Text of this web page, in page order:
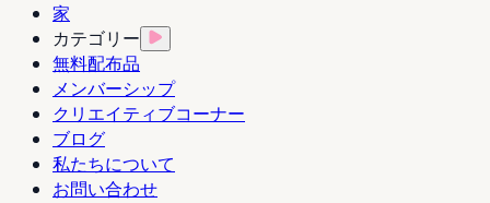
家
カテゴリー
無料配布品
メンバーシップ
クリエイティブコーナー
ブログ
私たちについて
お問い合わせ